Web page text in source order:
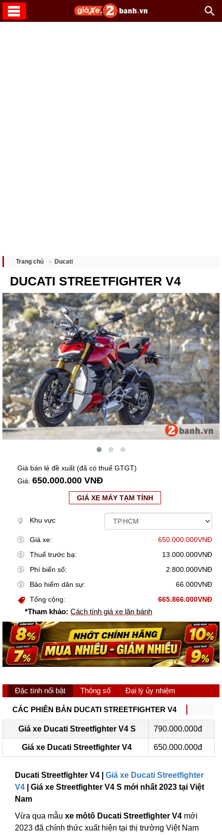
Trang chủ Ducati
DUCATI STREETFIGHTER V4
Giá bán lẻ đề xuất (đã có thuế GTGT)
Giá: 650.000.000 VNĐ
GIÁ XE MÁY TẠM TÍNH
Khu vực
Giá xe:
650.000.000VNĐ
Thuế trước bạ:
13.000.000VNĐ
Phí biển số:
2.800.000VNĐ
Bảo hiểm dân sự:
66.000VNĐ
Tổng cộng:
665.866.000VNĐ
*Tham khảo: Cách tính giá xe lăn bánh
Đặc tính nổi bật Thông số Đại lý ủy nhiệm
CÁC PHIÊN BẢN DUCATI STREETFIGHTER V4
Giá xe Ducati Streetfighter V4 S 790.000.000đ
Giá xe Ducati Streetfighter V4 650.000.000đ
Ducati Streetfighter V4 | Giá xe Ducati Streetfighter
V4 | Giá xe Streetfighter V4 S mới nhất 2023 tại Việt
Nam
Vừa qua mẫu xe môtô Ducati Streetfighter V4 mới
2023 đã chính thức xuất hiện tại thị trường Việt Nam